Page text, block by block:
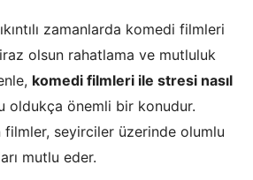
zamanlarda komedi filmleri
olsun rahatlama ve mutluluk
komedi filmleri ile stresi nasıl
oldukça önemli bir konudur.
filmler, seyirciler üzerinde olumlu
mutlu eder.